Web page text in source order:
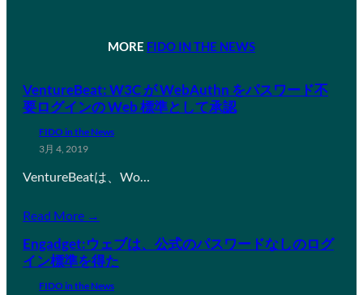
MORE FIDO IN THE NEWS
VentureBeat: W3C が WebAuthn をパスワード不
要ログインの Web 標準として承認
FIDO in the News
3月 4, 2019
VentureBeatは、Wo…
Read More →
Engadget:ウェブは、公式のパスワードなしのログ
イン標準を得た
FIDO in the News